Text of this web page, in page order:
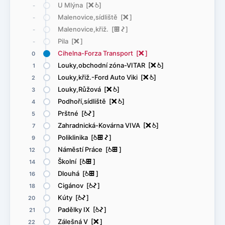
- U Mlýna [ë@]
- Malenovice,sídliště [ë]
- Malenovice,křiž. [æó]
- Pila [ë]
0 Cihelna-Forza Transport [ë]
1 Louky,obchodní zóna-VITAR [ë@]
2 Louky,křiž.-Ford Auto Viki [ë@]
3 Louky,Růžová [ë@]
4 Podhoří,sídliště [ë@]
5 Prštné [@ó]
7 Zahradnická-Kovárna VIVA [ë@]
9 Poliklinika [@æó]
12 Náměstí Práce [@æ]
14 Školní [@æ]
16 Dlouhá [@æ]
18 Cigánov [@ó]
20 Kúty [@ó]
21 Padělky IX [@ó]
22 Zálešná V [ë]